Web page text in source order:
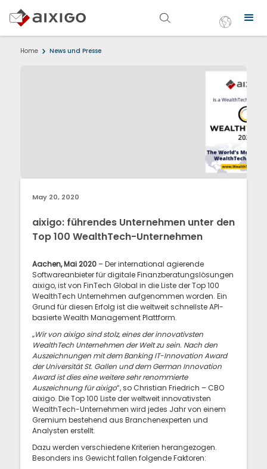
Home News und Presse
May 20, 2020
aixigo: führendes Unternehmen unter den
Top 100 WealthTech-Unternehmen
Aachen, Mai 2020 – Der international agierende
Softwareanbieter für digitale Finanzberatungslösungen
aixigo, ist von FinTech Global in die Liste der Top 100
WealthTech Unternehmen aufgenommen worden. Ein
Grund für diesen Erfolg ist die weltweit schnellste API-
basierte Wealth Management Plattform.
„Wir von aixigo sind stolz, eines der innovativsten
WealthTech Unternehmen der Welt zu sein. Nach den
Auszeichnungen mit dem Banking IT-Innovation Award
der Universität St. Gallen und dem German Innovation
Award ist dies eine weitere sehr renommierte
Auszeichnung für aixigo“, so Christian Friedrich – CBO
aixigo. Die Top 100 Liste der weltweit innovativsten
WealthTech-Unternehmen wird jedes Jahr von einem
Gremium bestehend aus Branchenexperten und
Analysten erstellt.
Dazu werden verschiedene Kriterien herangezogen.
Besonders ins Gewicht fallen folgende Faktoren: